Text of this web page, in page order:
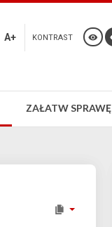
A+ KONTRAST
ZAŁATW SPRAWĘ